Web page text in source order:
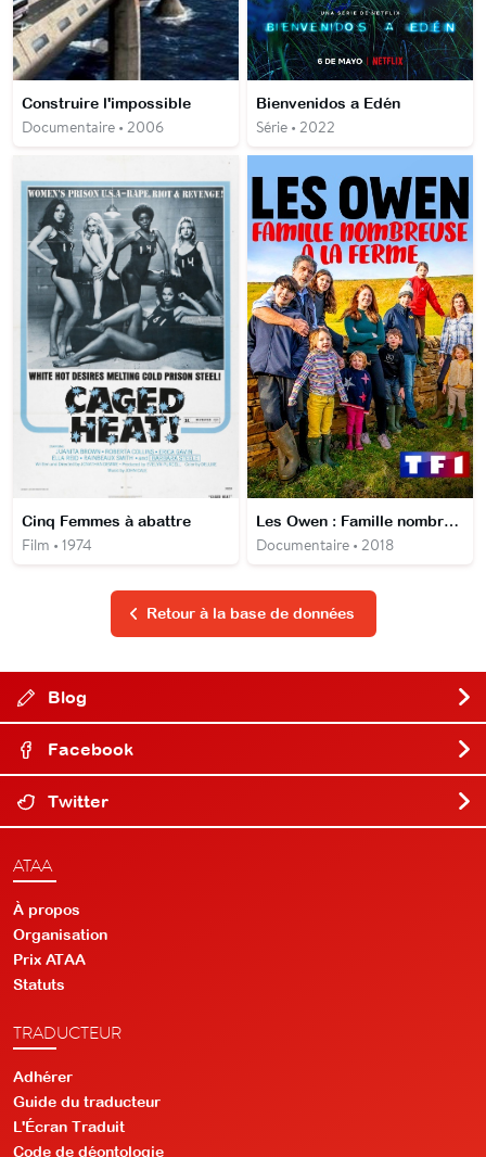
Construire l'impossible
Documentaire • 2006
Bienvenidos a Edén
Série • 2022
Cinq Femmes à abattre
Film • 1974
Les Owen : Famille nombreuse à la ferme
Documentaire • 2018
Retour à la base de données
Blog
Facebook
Twitter
ATAA
À propos
Organisation
Prix ATAA
Statuts
TRADUCTEUR
Adhérer
Guide du traducteur
L'Écran Traduit
Code de déontologie